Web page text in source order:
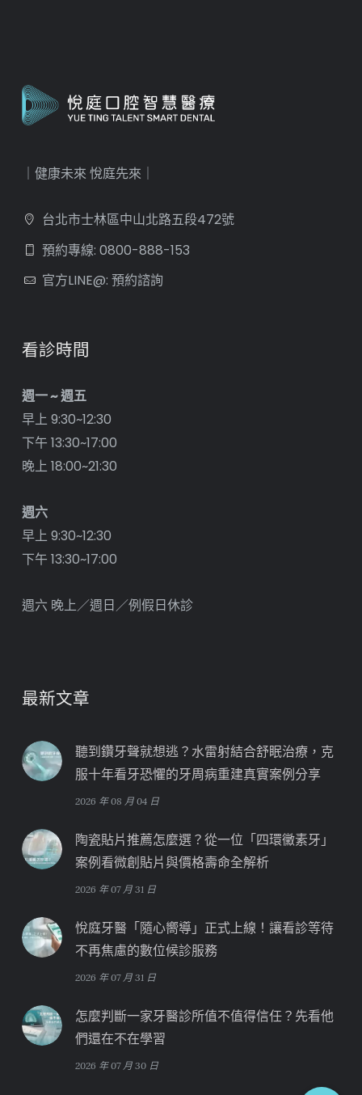
｜健康未來 悅庭先來｜
台北市士林區中山北路五段472號
預約專線: 0800-888-153
官方LINE@: 預約諮詢
看診時間
週一 ~ 週五
早上 9:30~12:30
下午 13:30~17:00
晚上 18:00~21:30
週六
早上 9:30~12:30
下午 13:30~17:00
週六 晚上／週日／例假日休診
最新文章
聽到鑽牙聲就想逃？水雷射結合舒眠治療，克
服十年看牙恐懼的牙周病重建真實案例分享
2026 年 08 月 04 日
陶瓷貼片推薦怎麼選？從一位「四環黴素牙」
案例看微創貼片與價格壽命全解析
2026 年 07 月 31 日
悅庭牙醫「隨心嚮導」正式上線！讓看診等待
不再焦慮的數位候診服務
2026 年 07 月 31 日
怎麼判斷一家牙醫診所值不值得信任？先看他
們還在不在學習
2026 年 07 月 30 日